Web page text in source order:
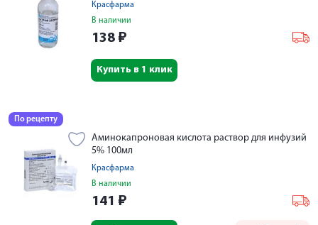
Красфарма
В наличии
138 ₽
Купить в 1 клик
По рецепту
Аминокапроновая кислота раствор для инфузий
5% 100мл
Красфарма
В наличии
141 ₽